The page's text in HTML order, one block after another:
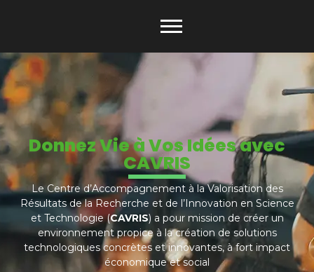
Donnez Vie à Vos Idées avec
CAVRIS
Le Centre d’Accompagnement à la Valorisation des
Résultats de la Recherche et de l’Innovation en Science
et Technologie (CAVRIS) a pour mission de créer un
environnement propice à la création de solutions
technologiques concrètes et innovantes, à fort impact
économique et social